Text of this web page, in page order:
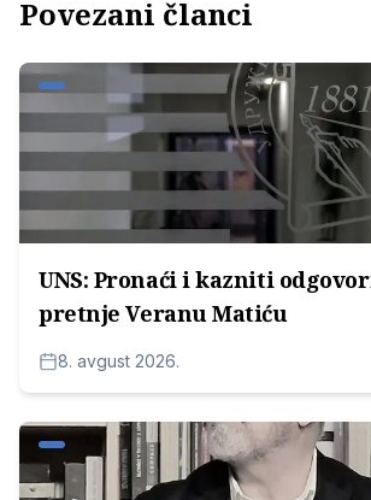
Povezani članci
UNS: Pronaći i kazniti
pretnje Veranu Matiću
8. avgust 2026.